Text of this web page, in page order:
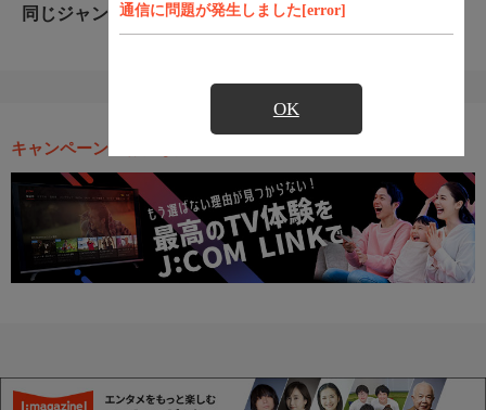
通信に問題が発生しました[error]
OK
同じジャンルのおすすめ番組
キャンペーン・お得な情報